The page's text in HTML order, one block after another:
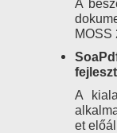
A
MOSS
A
et